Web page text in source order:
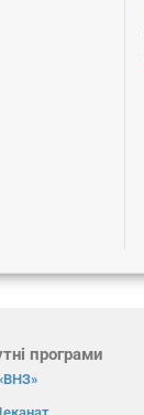
програми